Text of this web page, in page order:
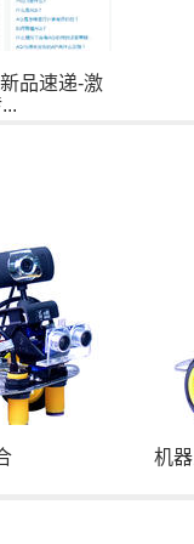
品速递-激
机